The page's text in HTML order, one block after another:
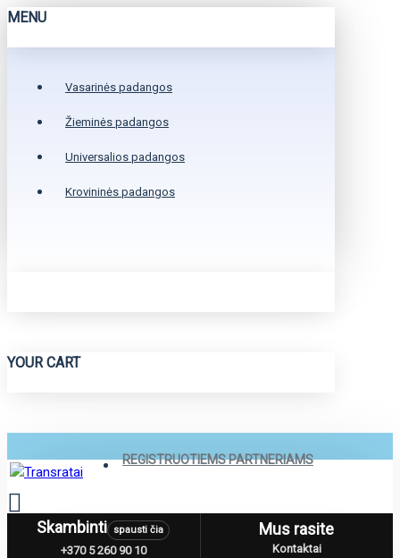
MENU
Vasarinės padangos
Žieminės padangos
Universalios padangos
Krovininės padangos
YOUR CART
REGISTRUOTIEMS PARTNERIAMS
MenuSkambinti spausti čia
+370 5 260 90 10
Mus rasite
Kontaktai